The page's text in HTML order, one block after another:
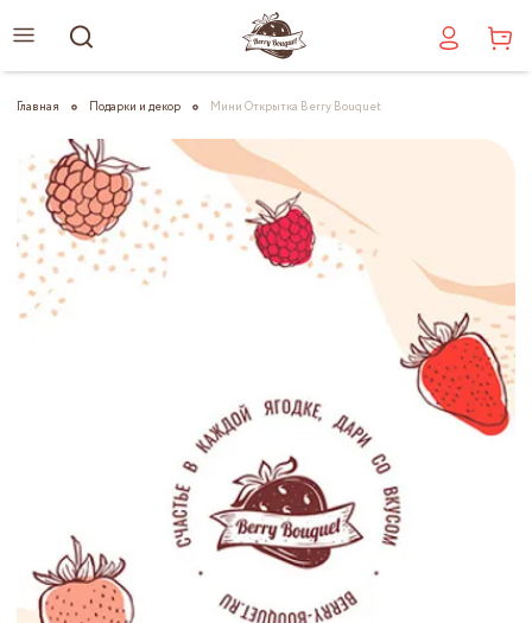
Главная Подарки и декор Мини Открытка Berry Bouquet